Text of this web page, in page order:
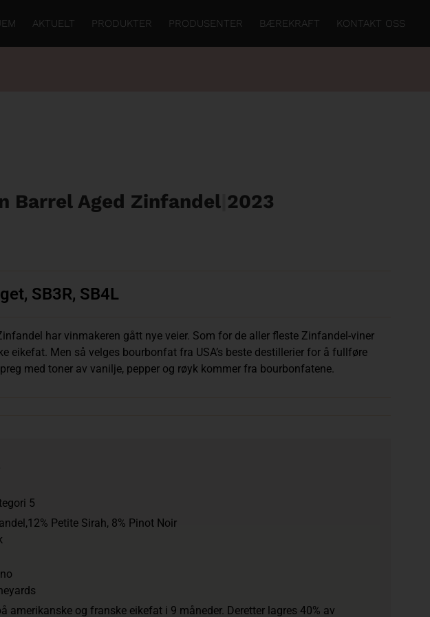
AKTUELT PRODUKTER PRODUSENTER BÆREKRAFT KONTAKT OSS
Barrel Aged Zinfandel 2023
, SB3R, SB4L
har vinmakeren gått nye veier. Som for de aller fleste Zinfandel-viner
eikefat. Men så velges bourbonfat fra USA’s beste destillerier for å fullføre
med toner av vanilje, pepper og røyk kommer fra bourbonfatene.
5
Petite Sirah, 8% Pinot Noir
amerikanske og franske eikefat i 9 måneder. Deretter lagres 40% av